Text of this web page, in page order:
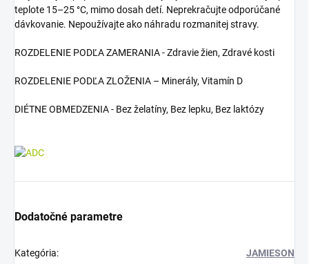
teplote 15–25 °C, mimo dosah detí. Neprekračujte odporúčané
dávkovanie. Nepoužívajte ako náhradu rozmanitej stravy.
ROZDELENIE PODĽA ZAMERANIA - Zdravie žien, Zdravé kosti
ROZDELENIE PODĽA ZLOŽENIA – Minerály, Vitamín D
DIÉTNE OBMEDZENIA - Bez želatíny, Bez lepku, Bez laktózy
Dodatočné parametre
Kategória: JAMIESON